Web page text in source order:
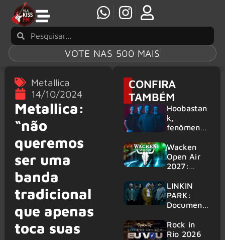
VOTE NAS 500 MAIS
Metallica
14/10/2024
Metallica:
“não
queremos
ser uma
banda
tradicional
que apenas
toca suas
CONFIRA
TAMBÉM
Hoobastan
k,
fenômeno
rock anos
2000,
volta ao
6 shows
Wacken
Open Air
2027:
amplia
line-up e
já
mais de 50
bandas
LINKIN
PARK:
Document
‘Unshatter’
e álbum ao
Rock in
Rio 2026